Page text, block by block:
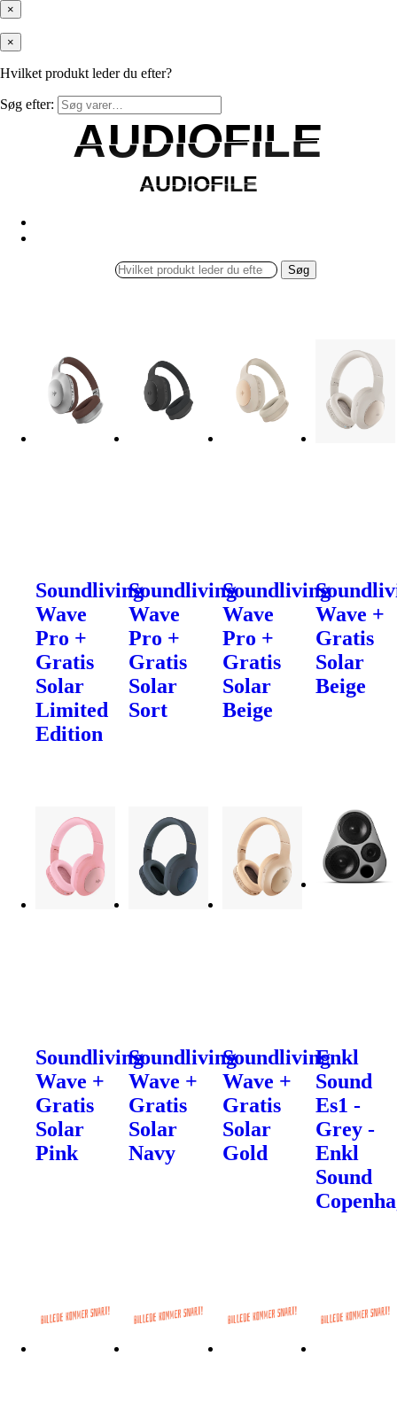
×
×
Hvilket produkt leder du efter?
Søg efter:
AUDIOFILE
AUDIOFILE
AUDIOFILE
AUDIOFILE
Søg
Soundliving
Wave
Pro +
Gratis
Solar
Limited
Edition
Soundliving
Wave
Pro +
Gratis
Solar
Sort
Soundliving
Wave
Pro +
Gratis
Solar
Beige
Wave +
Gratis
Solar
Beige
Soundliving
Wave +
Gratis
Solar
Pink
Soundliving
Wave +
Gratis
Solar
Navy
Soundliving
Wave +
Gratis
Solar
Gold
Enkl
Sound
Es1 -
Grey -
Enkl
Sound